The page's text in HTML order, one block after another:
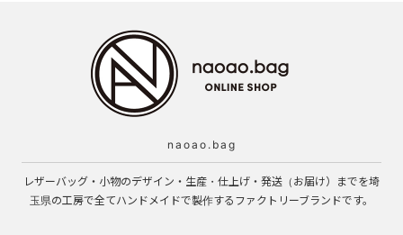
naoao.bag
レザーバッグ・小物のデザイン・生産・仕上げ・発送（お届け）までを埼
玉県の工房で全てハンドメイドで製作するファクトリーブランドです。